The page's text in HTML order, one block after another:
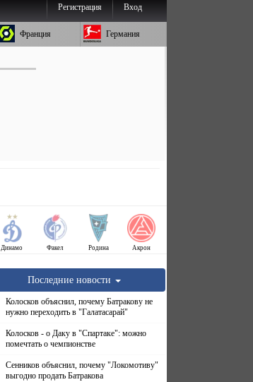
Вход
Регистрация
Франция Германия
Динамо Факел Родина Акрон
Последние новости
Колосков объяснил, почему Батракову не
нужно переходить в "Галатасарай"
Колосков - о Даку в "Спартаке": можно
помечтать о чемпионстве
Сенников объяснил, почему "Локомотиву"
выгодно продать Батракова